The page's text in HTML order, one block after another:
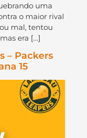
uma
o maior rival
mal, tentou
era […]
– Packers
15